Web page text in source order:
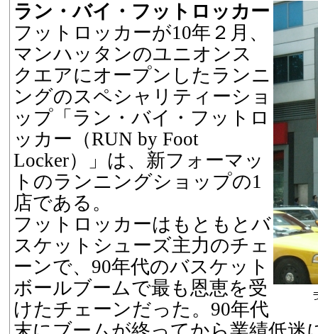
ラン・バイ・フットロッカー
フットロッカーが10年２月、
マンハッタンのユニオンス
クエアにオープンしたランニ
ングのスペシャリティーショ
ップ「ラン・バイ・フットロ
ッカー（RUN by Foot
Locker）」は、新フォーマッ
トのランニングショップの1
店である。
フットロッカーはもともとバ
スケットシューズ主力のチェ
ーンで、90年代のバスケット
ボールブームで最も恩恵を受
けたチェーンだった。90年代